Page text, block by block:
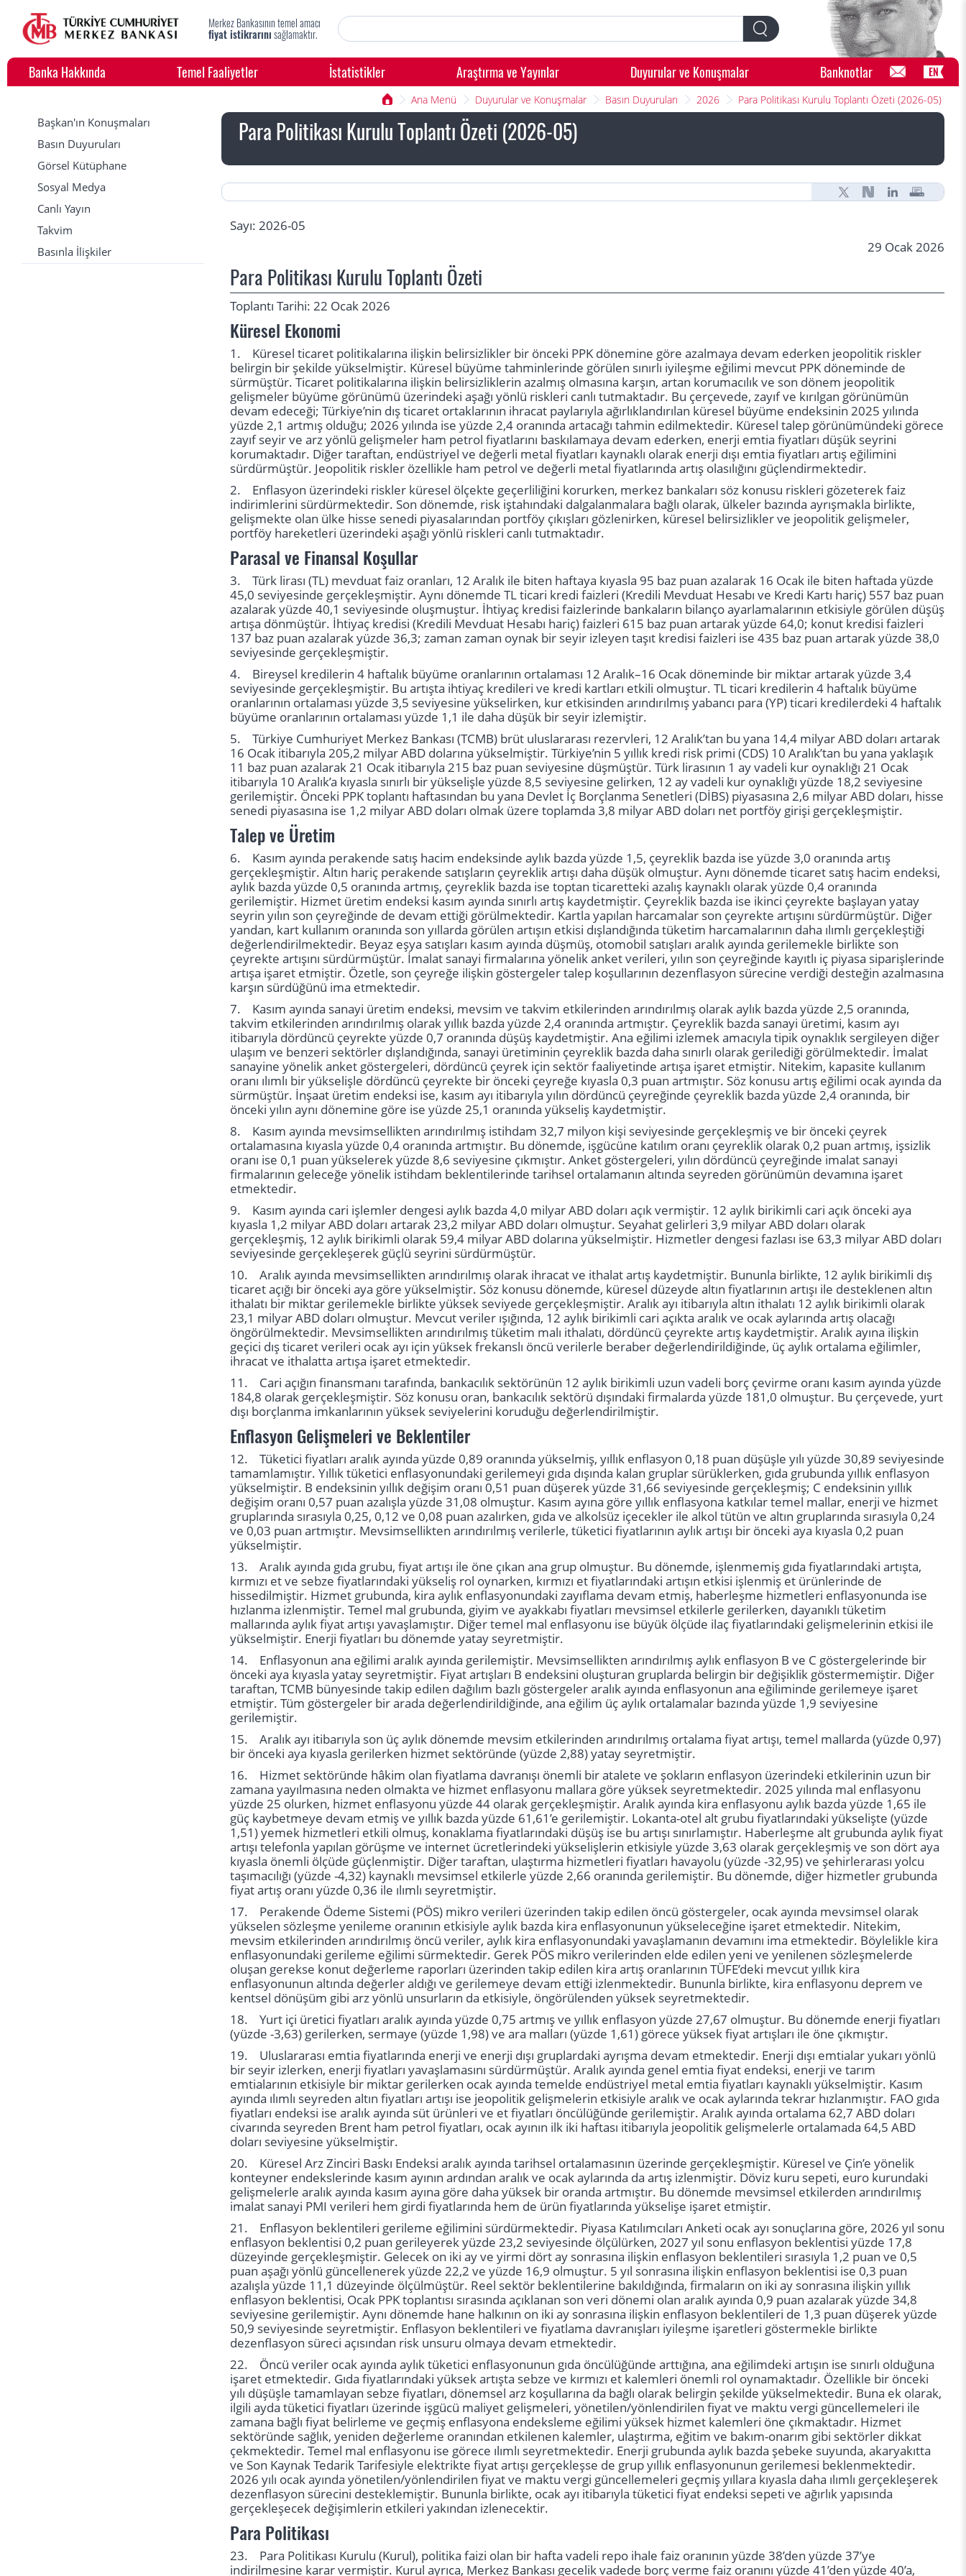
Merkez Bankasının temel amacı
fiyat istikrarınısağlamaktır.
Banka Hakkında Temel Faaliyetler İstatistikler Araştırma ve Yayınlar Duyurular ve Konuşmalar Banknotlar EN
Ana Menü Duyurular ve Konuşmalar Basın Duyuruları 2026 Para Politikası Kurulu Toplantı Özeti (2026-05)
Başkan'ın Konuşmaları
Basın Duyuruları
Görsel Kütüphane
Sosyal Medya
Canlı Yayın
Takvim
Basınla İlişkiler
Para Politikası Kurulu Toplantı Özeti (2026-05)
Sayı: 2026-05
29 Ocak 2026
Para Politikası Kurulu Toplantı Özeti
Toplantı Tarihi: 22 Ocak 2026
Küresel Ekonomi
1. Küresel ticaret politikalarına ilişkin belirsizlikler bir önceki PPK dönemine göre azalmaya devam ederken jeopolitik riskler
belirgin bir şekilde yükselmiştir. Küresel büyüme tahminlerinde görülen sınırlı iyileşme eğilimi mevcut PPK döneminde de
sürmüştür. Ticaret politikalarına ilişkin belirsizliklerin azalmış olmasına karşın, artan korumacılık ve son dönem jeopolitik
gelişmeler büyüme görünümü üzerindeki aşağı yönlü riskleri canlı tutmaktadır. Bu çerçevede, zayıf ve kırılgan görünümün
devam edeceği; Türkiye’nin dış ticaret ortaklarının ihracat paylarıyla ağırlıklandırılan küresel büyüme endeksinin 2025 yılında
yüzde 2,1 artmış olduğu; 2026 yılında ise yüzde 2,4 oranında artacağı tahmin edilmektedir. Küresel talep görünümündeki görece
zayıf seyir ve arz yönlü gelişmeler ham petrol fiyatlarını baskılamaya devam ederken, enerji emtia fiyatları düşük seyrini
korumaktadır. Diğer taraftan, endüstriyel ve değerli metal fiyatları kaynaklı olarak enerji dışı emtia fiyatları artış eğilimini
sürdürmüştür. Jeopolitik riskler özellikle ham petrol ve değerli metal fiyatlarında artış olasılığını güçlendirmektedir.
2. Enflasyon üzerindeki riskler küresel ölçekte geçerliliğini korurken, merkez bankaları söz konusu riskleri gözeterek faiz
indirimlerini sürdürmektedir. Son dönemde, risk iştahındaki dalgalanmalara bağlı olarak, ülkeler bazında ayrışmakla birlikte,
gelişmekte olan ülke hisse senedi piyasalarından portföy çıkışları gözlenirken, küresel belirsizlikler ve jeopolitik gelişmeler,
portföy hareketleri üzerindeki aşağı yönlü riskleri canlı tutmaktadır.
Parasal ve Finansal Koşullar
3. Türk lirası (TL) mevduat faiz oranları, 12 Aralık ile biten haftaya kıyasla 95 baz puan azalarak 16 Ocak ile biten haftada yüzde
45,0 seviyesinde gerçekleşmiştir. Aynı dönemde TL ticari kredi faizleri (Kredili Mevduat Hesabı ve Kredi Kartı hariç) 557 baz puan
azalarak yüzde 40,1 seviyesinde oluşmuştur. İhtiyaç kredisi faizlerinde bankaların bilanço ayarlamalarının etkisiyle görülen düşüş
artışa dönmüştür. İhtiyaç kredisi (Kredili Mevduat Hesabı hariç) faizleri 615 baz puan artarak yüzde 64,0; konut kredisi faizleri
137 baz puan azalarak yüzde 36,3; zaman zaman oynak bir seyir izleyen taşıt kredisi faizleri ise 435 baz puan artarak yüzde 38,0
seviyesinde gerçekleşmiştir.
4. Bireysel kredilerin 4 haftalık büyüme oranlarının ortalaması 12 Aralık–16 Ocak döneminde bir miktar artarak yüzde 3,4
seviyesinde gerçekleşmiştir. Bu artışta ihtiyaç kredileri ve kredi kartları etkili olmuştur. TL ticari kredilerin 4 haftalık büyüme
oranlarının ortalaması yüzde 3,5 seviyesine yükselirken, kur etkisinden arındırılmış yabancı para (YP) ticari kredilerdeki 4 haftalık
büyüme oranlarının ortalaması yüzde 1,1 ile daha düşük bir seyir izlemiştir.
5. Türkiye Cumhuriyet Merkez Bankası (TCMB) brüt uluslararası rezervleri, 12 Aralık’tan bu yana 14,4 milyar ABD doları artarak
16 Ocak itibarıyla 205,2 milyar ABD dolarına yükselmiştir. Türkiye’nin 5 yıllık kredi risk primi (CDS) 10 Aralık’tan bu yana yaklaşık
11 baz puan azalarak 21 Ocak itibarıyla 215 baz puan seviyesine düşmüştür. Türk lirasının 1 ay vadeli kur oynaklığı 21 Ocak
itibarıyla 10 Aralık’a kıyasla sınırlı bir yükselişle yüzde 8,5 seviyesine gelirken, 12 ay vadeli kur oynaklığı yüzde 18,2 seviyesine
gerilemiştir. Önceki PPK toplantı haftasından bu yana Devlet İç Borçlanma Senetleri (DİBS) piyasasına 2,6 milyar ABD doları, hisse
senedi piyasasına ise 1,2 milyar ABD doları olmak üzere toplamda 3,8 milyar ABD doları net portföy girişi gerçekleşmiştir.
Talep ve Üretim
6. Kasım ayında perakende satış hacim endeksinde aylık bazda yüzde 1,5, çeyreklik bazda ise yüzde 3,0 oranında artış
gerçekleşmiştir. Altın hariç perakende satışların çeyreklik artışı daha düşük olmuştur. Aynı dönemde ticaret satış hacim endeksi,
aylık bazda yüzde 0,5 oranında artmış, çeyreklik bazda ise toptan ticaretteki azalış kaynaklı olarak yüzde 0,4 oranında
gerilemiştir. Hizmet üretim endeksi kasım ayında sınırlı artış kaydetmiştir. Çeyreklik bazda ise ikinci çeyrekte başlayan yatay
seyrin yılın son çeyreğinde de devam ettiği görülmektedir. Kartla yapılan harcamalar son çeyrekte artışını sürdürmüştür. Diğer
yandan, kart kullanım oranında son yıllarda görülen artışın etkisi dışlandığında tüketim harcamalarının daha ılımlı gerçekleştiği
değerlendirilmektedir. Beyaz eşya satışları kasım ayında düşmüş, otomobil satışları aralık ayında gerilemekle birlikte son
çeyrekte artışını sürdürmüştür. İmalat sanayi firmalarına yönelik anket verileri, yılın son çeyreğinde kayıtlı iç piyasa siparişlerinde
artışa işaret etmiştir. Özetle, son çeyreğe ilişkin göstergeler talep koşullarının dezenflasyon sürecine verdiği desteğin azalmasına
karşın sürdüğünü ima etmektedir.
7. Kasım ayında sanayi üretim endeksi, mevsim ve takvim etkilerinden arındırılmış olarak aylık bazda yüzde 2,5 oranında,
takvim etkilerinden arındırılmış olarak yıllık bazda yüzde 2,4 oranında artmıştır. Çeyreklik bazda sanayi üretimi, kasım ayı
itibarıyla dördüncü çeyrekte yüzde 0,7 oranında düşüş kaydetmiştir. Ana eğilimi izlemek amacıyla tipik oynaklık sergileyen diğer
ulaşım ve benzeri sektörler dışlandığında, sanayi üretiminin çeyreklik bazda daha sınırlı olarak gerilediği görülmektedir. İmalat
sanayine yönelik anket göstergeleri, dördüncü çeyrek için sektör faaliyetinde artışa işaret etmiştir. Nitekim, kapasite kullanım
oranı ılımlı bir yükselişle dördüncü çeyrekte bir önceki çeyreğe kıyasla 0,3 puan artmıştır. Söz konusu artış eğilimi ocak ayında da
sürmüştür. İnşaat üretim endeksi ise, kasım ayı itibarıyla yılın dördüncü çeyreğinde çeyreklik bazda yüzde 2,4 oranında, bir
önceki yılın aynı dönemine göre ise yüzde 25,1 oranında yükseliş kaydetmiştir.
8. Kasım ayında mevsimsellikten arındırılmış istihdam 32,7 milyon kişi seviyesinde gerçekleşmiş ve bir önceki çeyrek
ortalamasına kıyasla yüzde 0,4 oranında artmıştır. Bu dönemde, işgücüne katılım oranı çeyreklik olarak 0,2 puan artmış, işsizlik
oranı ise 0,1 puan yükselerek yüzde 8,6 seviyesine çıkmıştır. Anket göstergeleri, yılın dördüncü çeyreğinde imalat sanayi
firmalarının geleceğe yönelik istihdam beklentilerinde tarihsel ortalamanın altında seyreden görünümün devamına işaret
etmektedir.
9. Kasım ayında cari işlemler dengesi aylık bazda 4,0 milyar ABD doları açık vermiştir. 12 aylık birikimli cari açık önceki aya
kıyasla 1,2 milyar ABD doları artarak 23,2 milyar ABD doları olmuştur. Seyahat gelirleri 3,9 milyar ABD doları olarak
gerçekleşmiş, 12 aylık birikimli olarak 59,4 milyar ABD dolarına yükselmiştir. Hizmetler dengesi fazlası ise 63,3 milyar ABD doları
seviyesinde gerçekleşerek güçlü seyrini sürdürmüştür.
10. Aralık ayında mevsimsellikten arındırılmış olarak ihracat ve ithalat artış kaydetmiştir. Bununla birlikte, 12 aylık birikimli dış
ticaret açığı bir önceki aya göre yükselmiştir. Söz konusu dönemde, küresel düzeyde altın fiyatlarının artışı ile desteklenen altın
ithalatı bir miktar gerilemekle birlikte yüksek seviyede gerçekleşmiştir. Aralık ayı itibarıyla altın ithalatı 12 aylık birikimli olarak
23,1 milyar ABD doları olmuştur. Mevcut veriler ışığında, 12 aylık birikimli cari açıkta aralık ve ocak aylarında artış olacağı
öngörülmektedir. Mevsimsellikten arındırılmış tüketim malı ithalatı, dördüncü çeyrekte artış kaydetmiştir. Aralık ayına ilişkin
geçici dış ticaret verileri ocak ayı için yüksek frekanslı öncü verilerle beraber değerlendirildiğinde, üç aylık ortalama eğilimler,
ihracat ve ithalatta artışa işaret etmektedir.
11. Cari açığın finansmanı tarafında, bankacılık sektörünün 12 aylık birikimli uzun vadeli borç çevirme oranı kasım ayında yüzde
184,8 olarak gerçekleşmiştir. Söz konusu oran, bankacılık sektörü dışındaki firmalarda yüzde 181,0 olmuştur. Bu çerçevede, yurt
dışı borçlanma imkanlarının yüksek seviyelerini koruduğu değerlendirilmiştir.
Enflasyon Gelişmeleri ve Beklentiler
12. Tüketici fiyatları aralık ayında yüzde 0,89 oranında yükselmiş, yıllık enflasyon 0,18 puan düşüşle yılı yüzde 30,89 seviyesinde
tamamlamıştır. Yıllık tüketici enflasyonundaki gerilemeyi gıda dışında kalan gruplar sürüklerken, gıda grubunda yıllık enflasyon
yükselmiştir. B endeksinin yıllık değişim oranı 0,51 puan düşerek yüzde 31,66 seviyesinde gerçekleşmiş; C endeksinin yıllık
değişim oranı 0,57 puan azalışla yüzde 31,08 olmuştur. Kasım ayına göre yıllık enflasyona katkılar temel mallar, enerji ve hizmet
gruplarında sırasıyla 0,25, 0,12 ve 0,08 puan azalırken, gıda ve alkolsüz içecekler ile alkol tütün ve altın gruplarında sırasıyla 0,24
ve 0,03 puan artmıştır. Mevsimsellikten arındırılmış verilerle, tüketici fiyatlarının aylık artışı bir önceki aya kıyasla 0,2 puan
yükselmiştir.
13. Aralık ayında gıda grubu, fiyat artışı ile öne çıkan ana grup olmuştur. Bu dönemde, işlenmemiş gıda fiyatlarındaki artışta,
kırmızı et ve sebze fiyatlarındaki yükseliş rol oynarken, kırmızı et fiyatlarındaki artışın etkisi işlenmiş et ürünlerinde de
hissedilmiştir. Hizmet grubunda, kira aylık enflasyonundaki zayıflama devam etmiş, haberleşme hizmetleri enflasyonunda ise
hızlanma izlenmiştir. Temel mal grubunda, giyim ve ayakkabı fiyatları mevsimsel etkilerle gerilerken, dayanıklı tüketim
mallarında aylık fiyat artışı yavaşlamıştır. Diğer temel mal enflasyonu ise büyük ölçüde ilaç fiyatlarındaki gelişmelerinin etkisi ile
yükselmiştir. Enerji fiyatları bu dönemde yatay seyretmiştir.
14. Enflasyonun ana eğilimi aralık ayında gerilemiştir. Mevsimsellikten arındırılmış aylık enflasyon B ve C göstergelerinde bir
önceki aya kıyasla yatay seyretmiştir. Fiyat artışları B endeksini oluşturan gruplarda belirgin bir değişiklik göstermemiştir. Diğer
taraftan, TCMB bünyesinde takip edilen dağılım bazlı göstergeler aralık ayında enflasyonun ana eğiliminde gerilemeye işaret
etmiştir. Tüm göstergeler bir arada değerlendirildiğinde, ana eğilim üç aylık ortalamalar bazında yüzde 1,9 seviyesine
gerilemiştir.
15. Aralık ayı itibarıyla son üç aylık dönemde mevsim etkilerinden arındırılmış ortalama fiyat artışı, temel mallarda (yüzde 0,97)
bir önceki aya kıyasla gerilerken hizmet sektöründe (yüzde 2,88) yatay seyretmiştir.
16. Hizmet sektöründe hâkim olan fiyatlama davranışı önemli bir atalete ve şokların enflasyon üzerindeki etkilerinin uzun bir
zamana yayılmasına neden olmakta ve hizmet enflasyonu mallara göre yüksek seyretmektedir. 2025 yılında mal enflasyonu
yüzde 25 olurken, hizmet enflasyonu yüzde 44 olarak gerçekleşmiştir. Aralık ayında kira enflasyonu aylık bazda yüzde 1,65 ile
güç kaybetmeye devam etmiş ve yıllık bazda yüzde 61,61’e gerilemiştir. Lokanta-otel alt grubu fiyatlarındaki yükselişte (yüzde
1,51) yemek hizmetleri etkili olmuş, konaklama fiyatlarındaki düşüş ise bu artışı sınırlamıştır. Haberleşme alt grubunda aylık fiyat
artışı telefonla yapılan görüşme ve internet ücretlerindeki yükselişlerin etkisiyle yüzde 3,63 olarak gerçekleşmiş ve son dört aya
kıyasla önemli ölçüde güçlenmiştir. Diğer taraftan, ulaştırma hizmetleri fiyatları havayolu (yüzde -32,95) ve şehirlerarası yolcu
taşımacılığı (yüzde -4,32) kaynaklı mevsimsel etkilerle yüzde 2,66 oranında gerilemiştir. Bu dönemde, diğer hizmetler grubunda
fiyat artış oranı yüzde 0,36 ile ılımlı seyretmiştir.
17. Perakende Ödeme Sistemi (PÖS) mikro verileri üzerinden takip edilen öncü göstergeler, ocak ayında mevsimsel olarak
yükselen sözleşme yenileme oranının etkisiyle aylık bazda kira enflasyonunun yükseleceğine işaret etmektedir. Nitekim,
mevsim etkilerinden arındırılmış öncü veriler, aylık kira enflasyonundaki yavaşlamanın devamını ima etmektedir. Böylelikle kira
enflasyonundaki gerileme eğilimi sürmektedir. Gerek PÖS mikro verilerinden elde edilen yeni ve yenilenen sözleşmelerde
oluşan gerekse konut değerleme raporları üzerinden takip edilen kira artış oranlarının TÜFE’deki mevcut yıllık kira
enflasyonunun altında değerler aldığı ve gerilemeye devam ettiği izlenmektedir. Bununla birlikte, kira enflasyonu deprem ve
kentsel dönüşüm gibi arz yönlü unsurların da etkisiyle, öngörülenden yüksek seyretmektedir.
18. Yurt içi üretici fiyatları aralık ayında yüzde 0,75 artmış ve yıllık enflasyon yüzde 27,67 olmuştur. Bu dönemde enerji fiyatları
(yüzde -3,63) gerilerken, sermaye (yüzde 1,98) ve ara malları (yüzde 1,61) görece yüksek fiyat artışları ile öne çıkmıştır.
19. Uluslararası emtia fiyatlarında enerji ve enerji dışı gruplardaki ayrışma devam etmektedir. Enerji dışı emtialar yukarı yönlü
bir seyir izlerken, enerji fiyatları yavaşlamasını sürdürmüştür. Aralık ayında genel emtia fiyat endeksi, enerji ve tarım
emtialarının etkisiyle bir miktar gerilerken ocak ayında temelde endüstriyel metal emtia fiyatları kaynaklı yükselmiştir. Kasım
ayında ılımlı seyreden altın fiyatları artışı ise jeopolitik gelişmelerin etkisiyle aralık ve ocak aylarında tekrar hızlanmıştır. FAO gıda
fiyatları endeksi ise aralık ayında süt ürünleri ve et fiyatları öncülüğünde gerilemiştir. Aralık ayında ortalama 62,7 ABD doları
civarında seyreden Brent ham petrol fiyatları, ocak ayının ilk iki haftası itibarıyla jeopolitik gelişmelerle ortalamada 64,5 ABD
doları seviyesine yükselmiştir.
20. Küresel Arz Zinciri Baskı Endeksi aralık ayında tarihsel ortalamasının üzerinde gerçekleşmiştir. Küresel ve Çin’e yönelik
konteyner endekslerinde kasım ayının ardından aralık ve ocak aylarında da artış izlenmiştir. Döviz kuru sepeti, euro kurundaki
gelişmelerle aralık ayında kasım ayına göre daha yüksek bir oranda artmıştır. Bu dönemde mevsimsel etkilerden arındırılmış
imalat sanayi PMI verileri hem girdi fiyatlarında hem de ürün fiyatlarında yükselişe işaret etmiştir.
21. Enflasyon beklentileri gerileme eğilimini sürdürmektedir. Piyasa Katılımcıları Anketi ocak ayı sonuçlarına göre, 2026 yıl sonu
enflasyon beklentisi 0,2 puan gerileyerek yüzde 23,2 seviyesinde ölçülürken, 2027 yıl sonu enflasyon beklentisi yüzde 17,8
düzeyinde gerçekleşmiştir. Gelecek on iki ay ve yirmi dört ay sonrasına ilişkin enflasyon beklentileri sırasıyla 1,2 puan ve 0,5
puan aşağı yönlü güncellenerek yüzde 22,2 ve yüzde 16,9 olmuştur. 5 yıl sonrasına ilişkin enflasyon beklentisi ise 0,3 puan
azalışla yüzde 11,1 düzeyinde ölçülmüştür. Reel sektör beklentilerine bakıldığında, firmaların on iki ay sonrasına ilişkin yıllık
enflasyon beklentisi, Ocak PPK toplantısı sırasında açıklanan son veri dönemi olan aralık ayında 0,9 puan azalarak yüzde 34,8
seviyesine gerilemiştir. Aynı dönemde hane halkının on iki ay sonrasına ilişkin enflasyon beklentileri de 1,3 puan düşerek yüzde
50,9 seviyesinde seyretmiştir. Enflasyon beklentileri ve fiyatlama davranışları iyileşme işaretleri göstermekle birlikte
dezenflasyon süreci açısından risk unsuru olmaya devam etmektedir.
22. Öncü veriler ocak ayında aylık tüketici enflasyonunun gıda öncülüğünde arttığına, ana eğilimdeki artışın ise sınırlı olduğuna
işaret etmektedir. Gıda fiyatlarındaki yüksek artışta sebze ve kırmızı et kalemleri önemli rol oynamaktadır. Özellikle bir önceki
yılı düşüşle tamamlayan sebze fiyatları, dönemsel arz koşullarına da bağlı olarak belirgin şekilde yükselmektedir. Buna ek olarak,
ilgili ayda tüketici fiyatları üzerinde işgücü maliyet gelişmeleri, yönetilen/yönlendirilen fiyat ve maktu vergi güncellemeleri ile
zamana bağlı fiyat belirleme ve geçmiş enflasyona endeksleme eğilimi yüksek hizmet kalemleri öne çıkmaktadır. Hizmet
sektöründe sağlık, yeniden değerleme oranından etkilenen kalemler, ulaştırma, eğitim ve bakım-onarım gibi sektörler dikkat
çekmektedir. Temel mal enflasyonu ise görece ılımlı seyretmektedir. Enerji grubunda aylık bazda şebeke suyunda, akaryakıtta
ve Son Kaynak Tedarik Tarifesiyle elektrikte fiyat artışı gerçekleşse de grup yıllık enflasyonunun gerilemesi beklenmektedir.
2026 yılı ocak ayında yönetilen/yönlendirilen fiyat ve maktu vergi güncellemeleri geçmiş yıllara kıyasla daha ılımlı gerçekleşerek
dezenflasyon sürecini desteklemiştir. Bununla birlikte, ocak ayı itibarıyla tüketici fiyat endeksi sepeti ve ağırlık yapısında
gerçekleşecek değişimlerin etkileri yakından izlenecektir.
Para Politikası
23. Para Politikası Kurulu (Kurul), politika faizi olan bir hafta vadeli repo ihale faiz oranının yüzde 38’den yüzde 37’ye
indirilmesine karar vermiştir. Kurul ayrıca, Merkez Bankası gecelik vadede borç verme faiz oranını yüzde 41’den yüzde 40’a,